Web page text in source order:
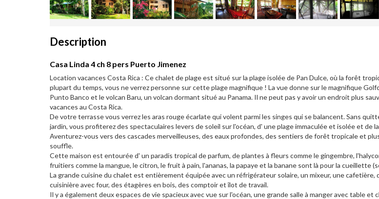
Description
Casa Linda 4 ch 8 pers Puerto Jimenez
Location vacances Costa Rica : Ce chalet de plage est situé sur la plage isolée de Pan Dulce, où la forêt
plupart du temps, vous ne verrez personne sur cette plage magnifique ! La vue donne sur le magnifique
Punto Banco et le volcan Baru, un volcan dormant situé au Panama. Il ne peut pas y avoir un endroit plus
vacances au Costa Rica.
De votre terrasse vous verrez les aras rouge écarlate qui volent parmi les singes qui se balancent. Sans
jardin, vous profiterez des spectaculaires levers de soleil sur l'océan, d' une plage immaculée et isolée et de
Aventurez-vous vers des cascades merveilleuses, des eaux profondes, des sentiers de forêt tropicale et
souffle.
Cette maison est entourée d' un paradis tropical de parfum, de plantes à fleurs comme le gingembre,
fruitiers comme la mangue, le citron, le fruit à pain, l'ananas, la papaye et la banane sont là pour la cueillette
La grande cuisine du chalet est entièrement équipée avec un réfrigérateur solaire, un mixeur, une cafetière,
cuisinière avec four, des étagères en bois, des comptoir et îlot de travail.
Il y a également deux espaces de vie spacieux avec vue sur l'océan, une grande salle à manger avec table et